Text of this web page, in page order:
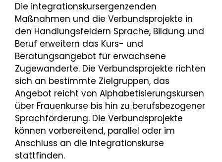
Die integrationskursergenzenden
Maßnahmen und die Verbundsprojekte in
den Handlungsfeldern Sprache, Bildung und
Beruf erweitern das Kurs- und
Beratungsangebot für erwachsene
Zugewanderte. Die Verbundsprojekte richten
sich an bestimmte Zielgruppen, das
Angebot reicht von Alphabetisierungskursen
über Frauenkurse bis hin zu berufsbezogener
Sprachförderung. Die Verbundsprojekte
können vorbereitend, parallel oder im
Anschluss an die Integrationskurse
stattfinden.